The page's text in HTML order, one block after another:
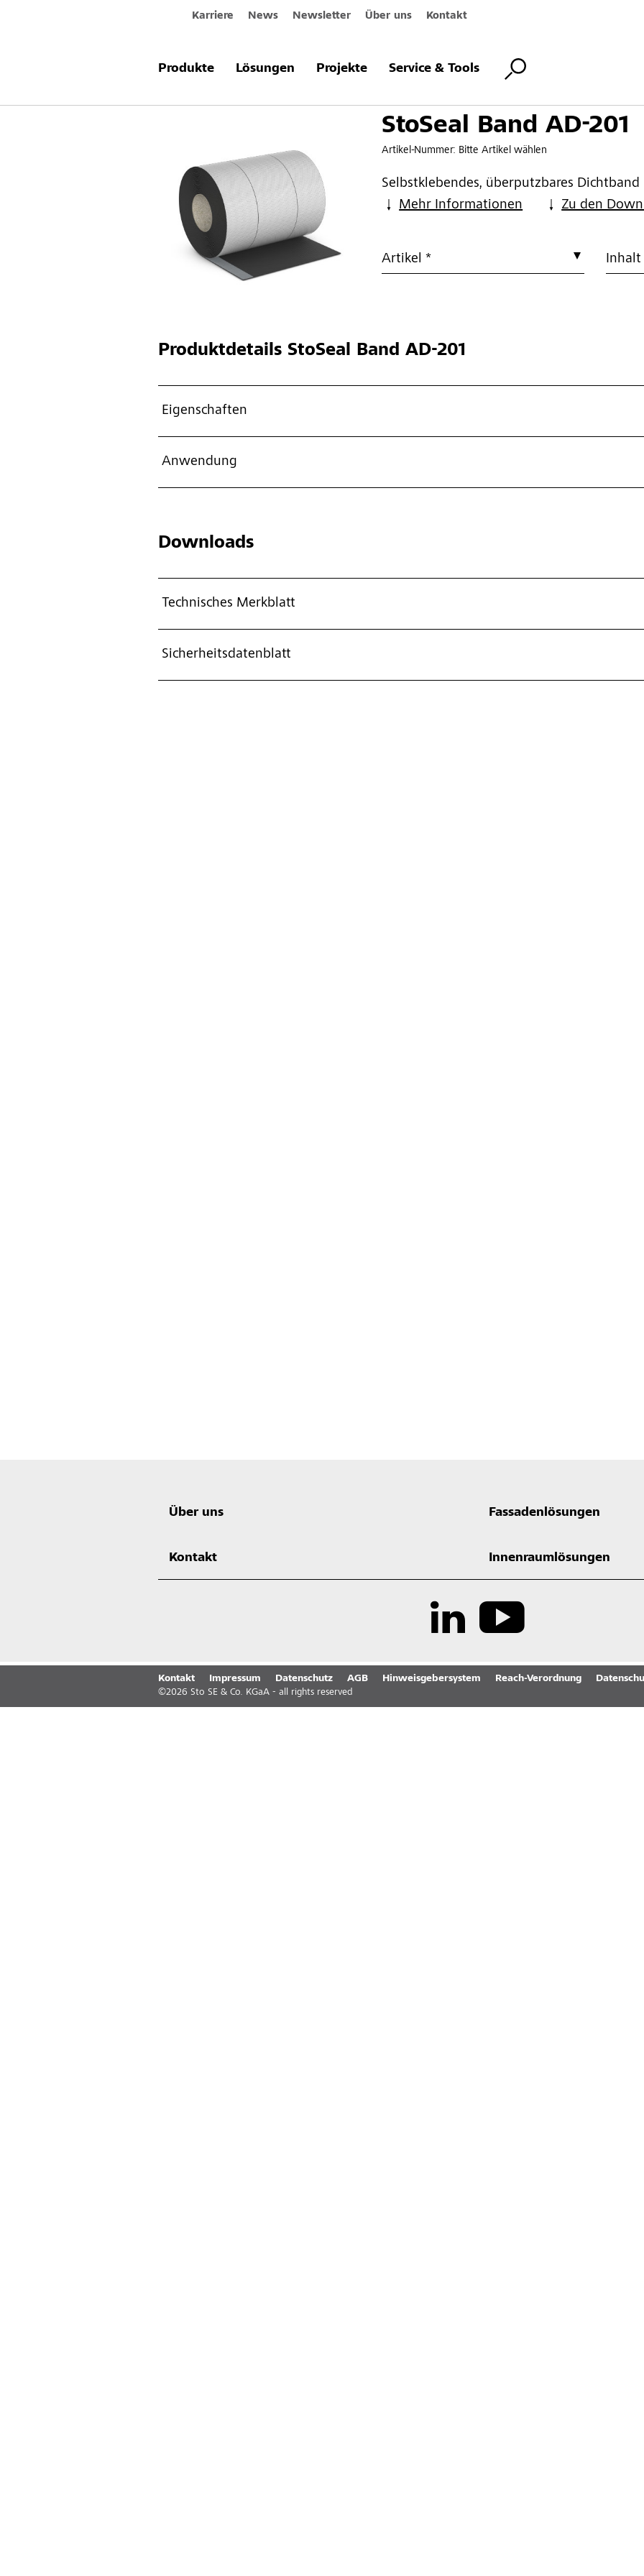
Karriere News Newsletter Über uns Kontakt
Produkte Lösungen Projekte Service & Tools
Produkte & Systeme StoSeal Band AD-201
StoSeal Band AD-201
Artikel-Nummer: Bitte Artikel wählen
Selbstklebendes, überputzbares Dichtband
Mehr Informationen
Zu den
Artikel * Inhalt
ProduktdetailsStoSeal Band AD-201
Eigenschaften
Anwendung
Downloads
Technisches Merkblatt
Sicherheitsdatenblatt
Über uns Fassadenlösungen
Kontakt Innenraumlösungen
Kontakt Impressum Datenschutz AGB Hinweisgebersystem Reach-Verordnung
©2026 Sto SE & Co. KGaA - all rights reserved